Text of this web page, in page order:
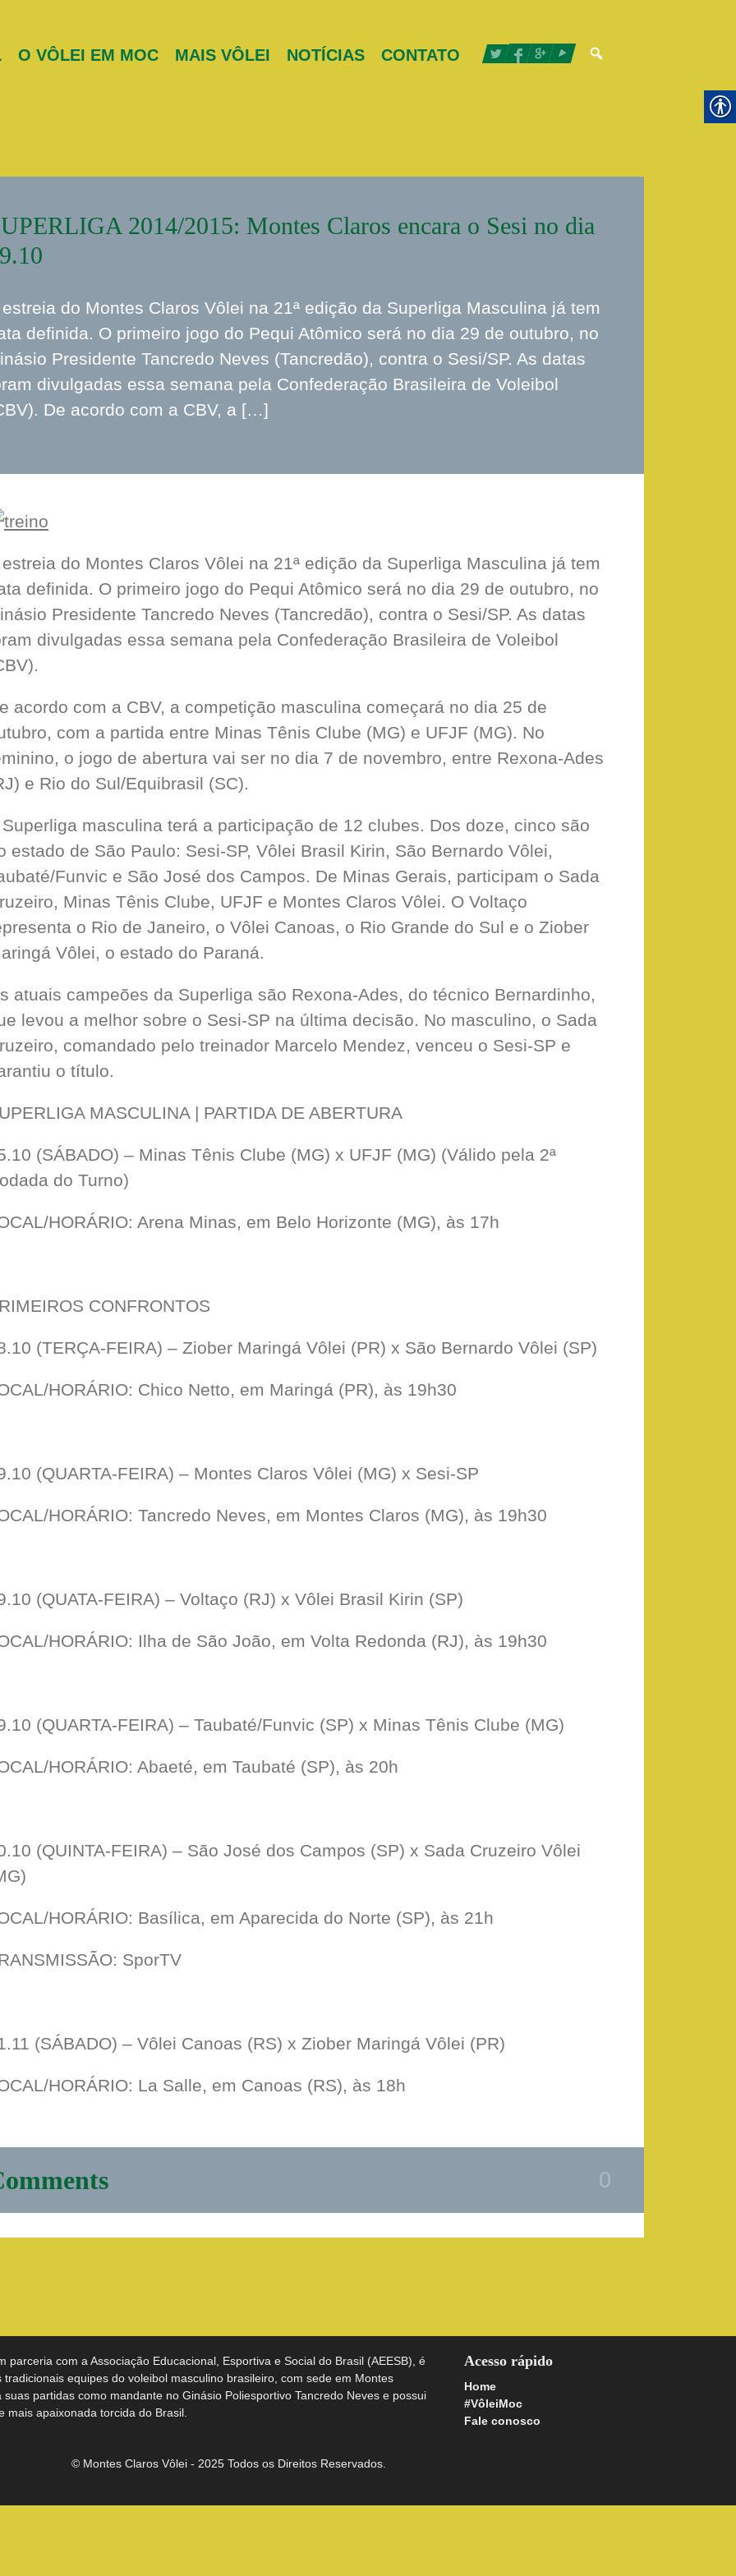
O VÔLEI EM MOC MAIS VÔLEI NOTÍCIAS CONTATO
2014/2015: Montes Claros encara o Sesi no dia
estreia do Montes Claros Vôlei na 21ª edição da Superliga Masculina já tem
definida. O primeiro jogo do Pequi Atômico será no dia 29 de outubro, no
Presidente Tancredo Neves (Tancredão), contra o Sesi/SP. As datas
divulgadas essa semana pela Confederação Brasileira de Voleibol
De acordo com a CBV, a […]
estreia do Montes Claros Vôlei na 21ª edição da Superliga Masculina já tem
definida. O primeiro jogo do Pequi Atômico será no dia 29 de outubro, no
Presidente Tancredo Neves (Tancredão), contra o Sesi/SP. As datas
divulgadas essa semana pela Confederação Brasileira de Voleibol
acordo com a CBV, a competição masculina começará no dia 25 de
com a partida entre Minas Tênis Clube (MG) e UFJF (MG). No
o jogo de abertura vai ser no dia 7 de novembro, entre Rexona-Ades
e Rio do Sul/Equibrasil (SC).
Superliga masculina terá a participação de 12 clubes. Dos doze, cinco são
estado de São Paulo: Sesi-SP, Vôlei Brasil Kirin, São Bernardo Vôlei,
Funvic e São José dos Campos. De Minas Gerais, participam o Sada
Minas Tênis Clube, UFJF e Montes Claros Vôlei. O Voltaço
o Rio de Janeiro, o Vôlei Canoas, o Rio Grande do Sul e o Ziober
Vôlei, o estado do Paraná.
atuais campeões da Superliga são Rexona-Ades, do técnico Bernardinho,
levou a melhor sobre o Sesi-SP na última decisão. No masculino, o Sada
comandado pelo treinador Marcelo Mendez, venceu o Sesi-SP e
o título.
MASCULINA | PARTIDA DE ABERTURA
(SÁBADO) – Minas Tênis Clube (MG) x UFJF (MG) (Válido pela 2ª
do Turno)
HORÁRIO: Arena Minas, em Belo Horizonte (MG), às 17h
CONFRONTOS
(TERÇA-FEIRA) – Ziober Maringá Vôlei (PR) x São Bernardo Vôlei (SP)
HORÁRIO: Chico Netto, em Maringá (PR), às 19h30
(QUARTA-FEIRA) – Montes Claros Vôlei (MG) x Sesi-SP
HORÁRIO: Tancredo Neves, em Montes Claros (MG), às 19h30
(QUATA-FEIRA) – Voltaço (RJ) x Vôlei Brasil Kirin (SP)
HORÁRIO: Ilha de São João, em Volta Redonda (RJ), às 19h30
(QUARTA-FEIRA) – Taubaté/Funvic (SP) x Minas Tênis Clube (MG)
HORÁRIO: Abaeté, em Taubaté (SP), às 20h
(QUINTA-FEIRA) – São José dos Campos (SP) x Sada Cruzeiro Vôlei
HORÁRIO: Basílica, em Aparecida do Norte (SP), às 21h
SporTV
(SÁBADO) – Vôlei Canoas (RS) x Ziober Maringá Vôlei (PR)
HORÁRIO: La Salle, em Canoas (RS), às 18h
0
parceria com a Associação Educacional, Esportiva e Social do Brasil (AEESB), é
equipes do voleibol masculino brasileiro, com sede em Montes
partidas como mandante no Ginásio Poliesportivo Tancredo Neves e possui
mais apaixonada torcida do Brasil.
© Montes Claros Vôlei - 2025 Todos os Direitos Reservados.
Acesso rápido
Home
#VôleiMoc
Fale conosco